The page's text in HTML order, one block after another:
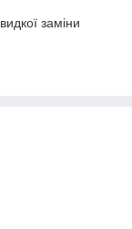
заміни